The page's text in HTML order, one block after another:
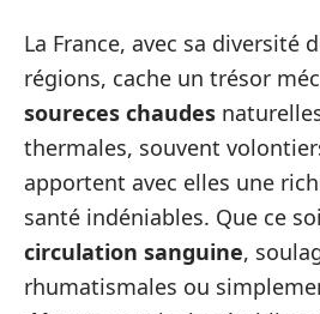
La France, avec sa diversité
régions, cache un trésor
soureces chaudes
thermales, souvent
apportent avec elles une
santé indéniables. Que ce
circulation sanguine,
rhumatismales ou